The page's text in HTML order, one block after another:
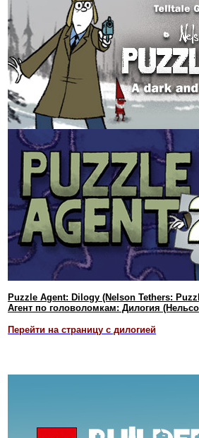
Puzzle Agent: Dilogy (Nelson Tethers:
Агент по головоломкам: Дилогия
Перейти на страницу с дилогией